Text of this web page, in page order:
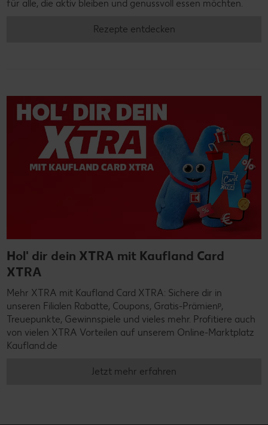
für alle, die aktiv bleiben und genussvoll essen möchten.
Rezepte entdecken
Hol' dir dein XTRA mit Kaufland Card
XTRA
Mehr XTRA mit Kaufland Card XTRA: Sichere dir in
unseren Filialen Rabatte, Coupons, Gratis-Prämienᵖ,
Treuepunkte, Gewinnspiele und vieles mehr. Profitiere auch
von vielen XTRA Vorteilen auf unserem Online-Marktplatz
Kaufland.de
Jetzt mehr erfahren